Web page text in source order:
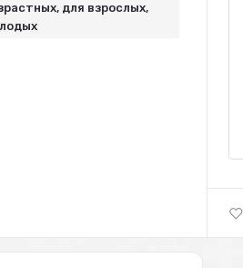
для взрослых,